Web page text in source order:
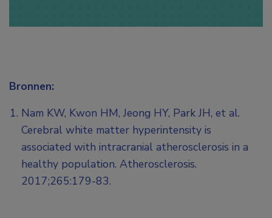
Bronnen:
Nam KW, Kwon HM, Jeong HY, Park JH, et al.
Cerebral white matter hyperintensity is
associated with intracranial atherosclerosis in a
healthy population. Atherosclerosis.
2017;265:179-83.